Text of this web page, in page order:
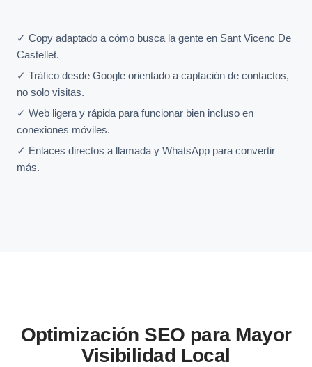
✓ Copy adaptado a cómo busca la gente en Sant Vicenc De
Castellet.
✓ Tráfico desde Google orientado a captación de contactos,
no solo visitas.
✓ Web ligera y rápida para funcionar bien incluso en
conexiones móviles.
✓ Enlaces directos a llamada y WhatsApp para convertir
más.
Optimización SEO para Mayor
Visibilidad Local